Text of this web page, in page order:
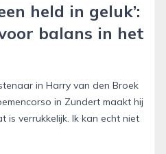
held in geluk’:
balans in het
in Harry van den Broek
in Zundert maakt hij
is verrukkelijk. Ik kan echt niet